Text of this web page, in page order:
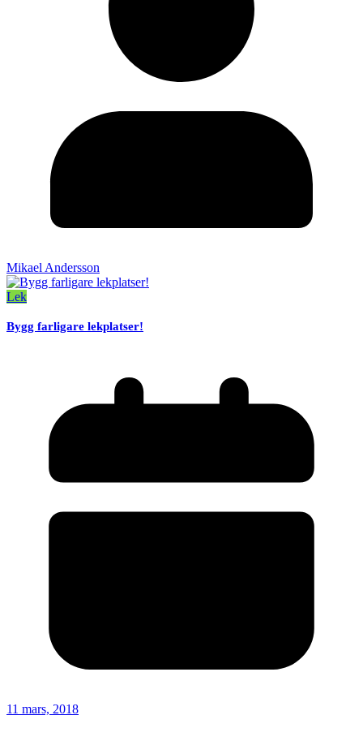
Mikael Andersson
Lek
Bygg farligare lekplatser!
11 mars, 2018